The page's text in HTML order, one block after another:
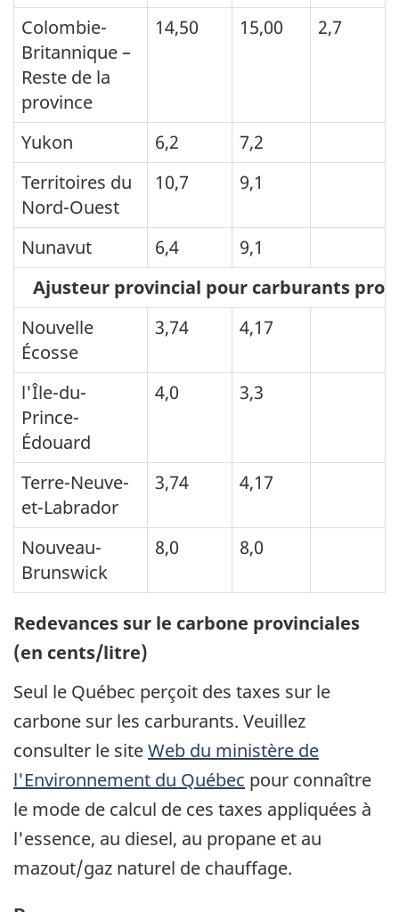
Colombie-
Britannique –
Reste de la
province
14,50 15,00 2,7
Yukon 6,2
7,2
Territoires du
Nord-Ouest
10,7 9,1
Nunavut 6,4
9,1
Ajusteur provincial pour carburants
Nouvelle
Écosse
3,74 4,17
l'Île-du-
Prince-
Édouard
4,0 3,3
Terre-Neuve-
et-Labrador
3,74 4,17
Nouveau-
Brunswick
8,0 8,0
Redevances sur le carbone provinciales
(en cents/litre)
Seul le Québec perçoit des taxes sur le
carbone sur les carburants. Veuillez
consulter le siteWeb du ministère de
l'Environnement du Québec pour connaître
le mode de calcul de ces taxes appliquées à
l'essence, au diesel, au propane et au
mazout/gaz naturel de chauffage.